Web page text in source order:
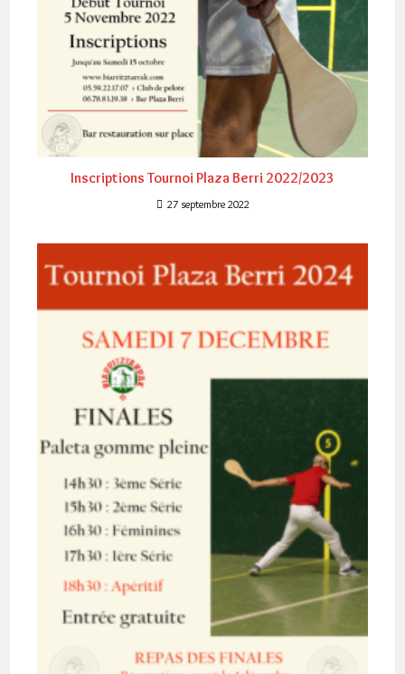
Inscriptions Tournoi Plaza Berri 2022/2023
27 septembre 2022